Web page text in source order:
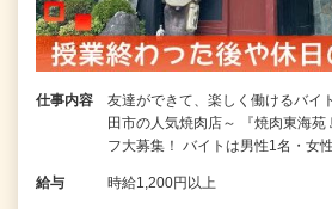
仕事内容
友達ができて、楽しく働けるバイ
田市の人気焼肉店～ 『焼肉東海苑
フ大募集！ バイトは男性1名・女
給与 時給1,200円以上